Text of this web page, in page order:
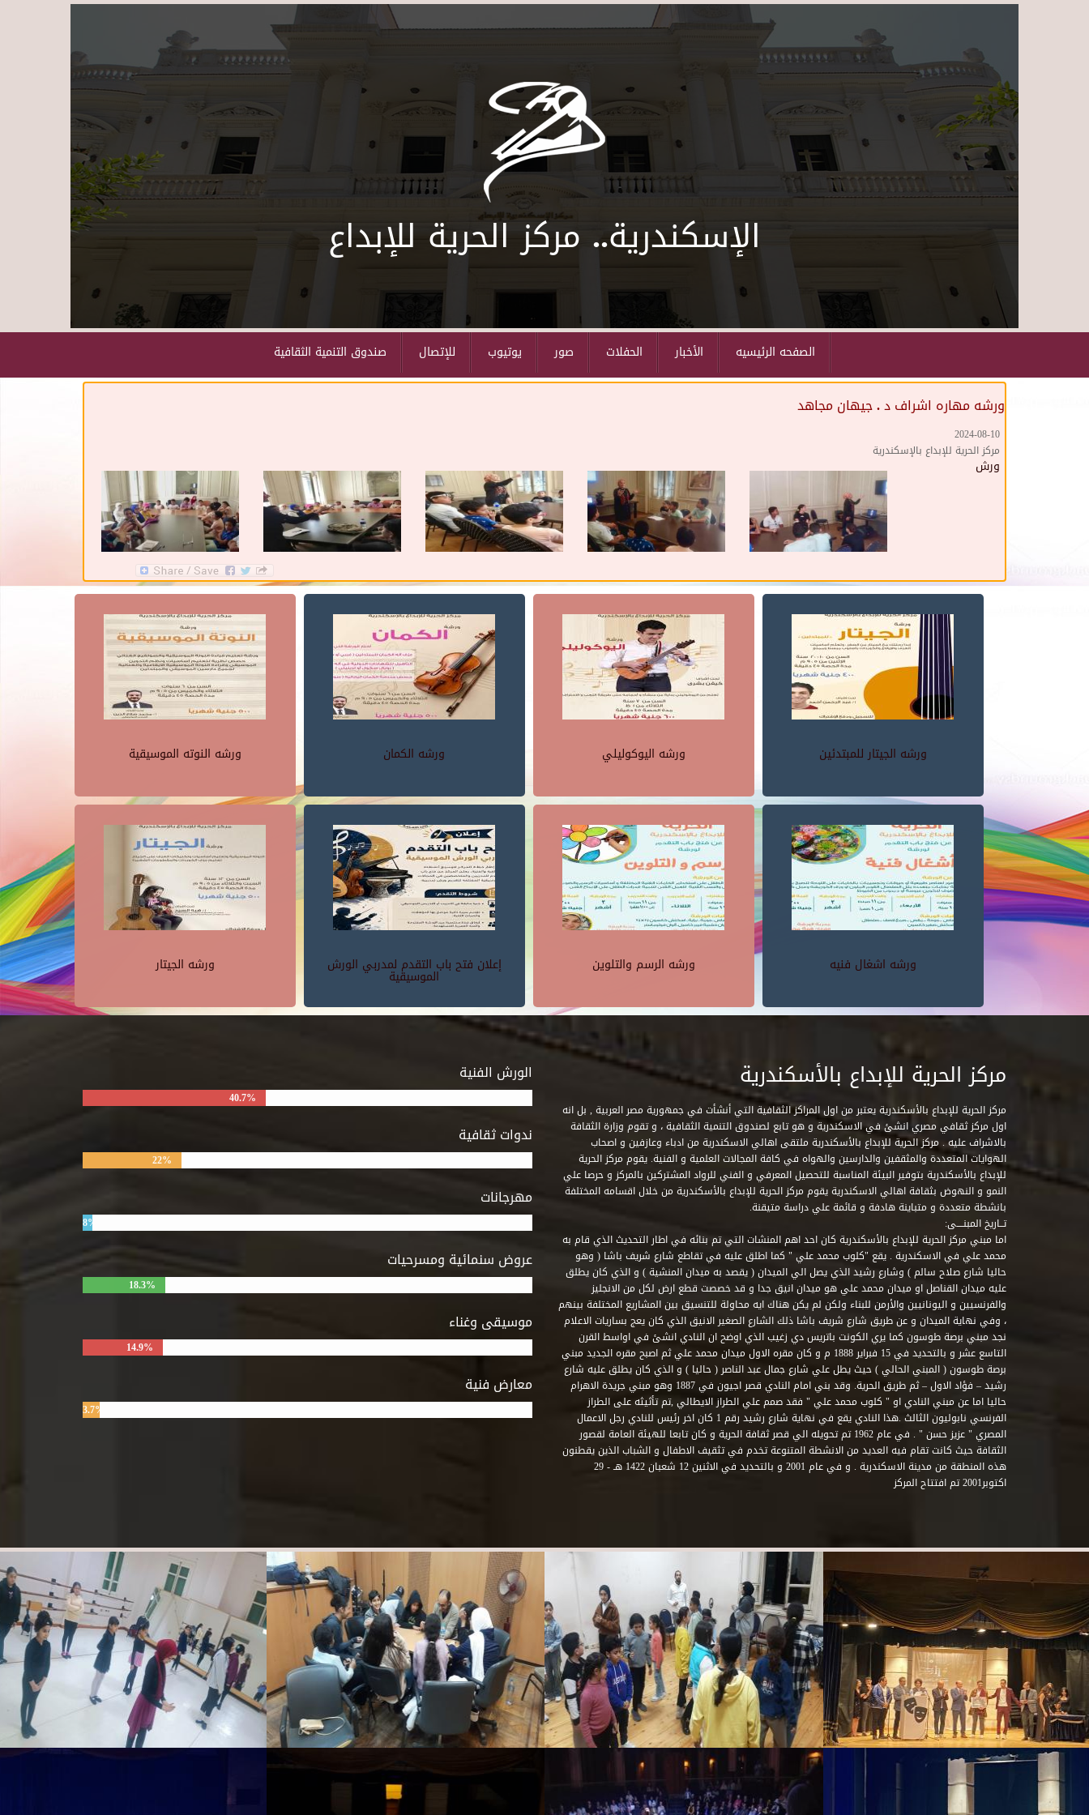
Skip to main content
الإسكندرية.. مركز الحرية للإبداع
صندوق التنمية الثقافية للإتصال يوتيوب صور الحفلات الأخبار الصفحه الرئيسيه
ورشه مهاره اشراف د . جيهان مجاهد
2024-08-10
مركز الحرية للإبداع بالإسكندرية
ورش
ورشه النوته الموسيقية ورشه الكمان ورشه اليوكوليلي ورشه الجيتار للمبتدئين
ورشه الجيتار إعلان فتح باب التقدم لمدربي الورش
الموسيقية
ورشه الرسم والتلوين ورشه اشغال فنيه
الورش الفنية
40.7%
ندوات ثقافية
22%
مهرجانات
8%
عروض سنمائية ومسرحيات
18.3%
موسيقى وغناء
14.9%
معارض فنية
3.7%
مركز الحرية للإبداع بالأسكندرية
مركز الحرية للإبداع بالأسكندرية يعتبر من اول المراكز الثقافية التي أنشأت في جمهورية مصر العربية , بل انه
اول مركز ثقافي مصري انشئ في الاسكندرية و هو تابع لصندوق التنمية الثقافية ، و تقوم وزارة الثقافة
بالاشراف عليه . مركز الحرية للإبداع بالأسكندرية ملتقى اهالي الاسكندرية من ادباء وعازفين و اصحاب
الهوايات المتعددة والمثقفين والدارسين والهواه في كافة المجالات العلمية و الفنية. يقوم مركز الحرية
للإبداع بالأسكندرية بتوفير البيئة المناسبة للتحصيل المعرفي و الفني للرواد المشتركين بالمركز و حرصا علي
النمو و النهوض بثقافة اهالي الاسكندرية يقوم مركز الحرية للإبداع بالأسكندرية من خلال اقسامه المختلفة
بانشطة متعددة و متباينة هادفة و قائمة علي دراسة متيقنة.
تــاريخ المبنــــى:
اما مبني مركز الحرية للإبداع بالأسكندرية كان احد اهم المنشات التي تم بنائه في اطار التحديث الذي قام به
محمد علي في الاسكندرية . يقع "كلوب محمد علي " كما اطلق عليه في تقاطع شارع شريف باشا ( وهو
حاليا شارع صلاح سالم ) وشارع رشيد الذي يصل الي الميدان ( يقصد به ميدان المنشية ) و الذي كان يطلق
عليه ميدان القناصل او ميدان محمد علي هو ميدان انيق جدا و قد خصصت قطع ارض لكل من الانجليز
والفرنسيين و اليونانيين والأرمن للبناء ولكن لم يكن هناك ايه محاولة للتنسيق بين المشاريع المختلفة بينهم
، وفي نهاية الميدان و عن طريق شارع شريف باشا ذلك الشارع الصغير الانيق الذي كان يعج بساريات الاعلام
نجد مبني برصة طوسون كما يري الكونت باتريس دي زغيب الذي اوضح ان النادي انشئ في اواسط القرن
التاسع عشر و بالتحديد في 15 فبراير 1888 م و كان مقره الاول ميدان محمد علي ثم اصبح مقره الجديد مبني
برصة طوسون ( المبني الحالي ) حيث يطل علي شارع جمال عبد الناصر ( حاليا ) و الذي كان يطلق عليه شارع
رشيد – فؤاد الاول – ثم طريق الحرية. وقد بني امام النادي قصر اجيون في 1887 وهو مبني جريدة الاهرام
حاليا اما عن مبني النادي او " كلوب محمد علي " فقد صمم علي الطراز الايطالي ,تم تأثيثه على الطراز
الفرنسي نابوليون الثالث .هذا النادي يقع في نهاية شارع رشيد رقم 1 كان اخر رئيس للنادي رجل الاعمال
المصري " عزيز حسن " . في عام 1962 تم تحويله الي قصر ثقافة الحرية و كان تابعا للهيئة العامة لقصور
الثقافة حيث كانت تقام فيه العديد من الانشطة المتنوعة تخدم في تثقيف الاطفال و الشباب الذين يقطنون
هذه المنطقة من مدينة الاسكندرية . و في عام 2001 و بالتحديد في الاثنين 12 شعبان 1422 هـ - 29
اكتوبر2001 تم افتتاح المركز